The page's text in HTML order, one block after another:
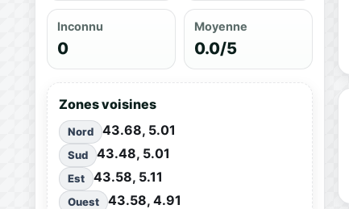
Inconnu
0
Moyenne
0.0/5
Zones voisines
Nord 43.68, 5.01
Sud 43.48, 5.01
Est 43.58, 5.11
Ouest 43.58, 4.91